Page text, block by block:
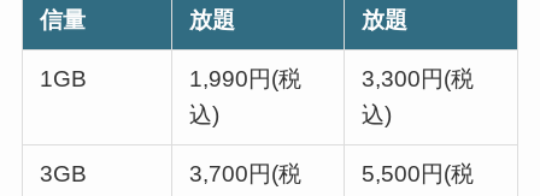
信量
放題
放題
1GB
1,990円(税
込)
3,300円(税
込)
3GB
3,700円(税
5,500円(税